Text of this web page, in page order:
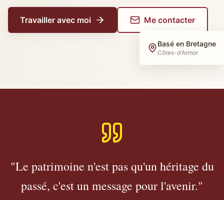
Basé en Bretagne
Côtes-d'Armor
Travailler avec moi Me contacter
"Le patrimoine n'est pas qu'un héritage du
passé, c'est un message pour l'avenir."